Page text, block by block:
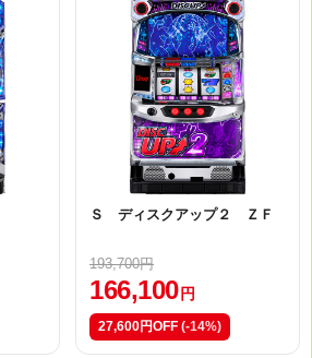
Ｓ ディスクアップ２ ＺＦ
193,700円
166,100 円
27,600円OFF (-14%)